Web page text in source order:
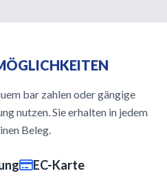
bar zahlen oder gängige
nutzen. Sie erhalten in jedem
Beleg.
EC-Karte